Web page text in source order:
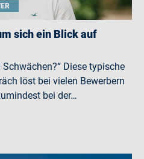
sich ein Blick auf
Diese typische
löst bei vielen Bewerbern
bei der…